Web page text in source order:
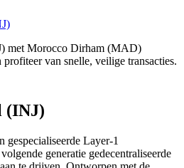
met Morocco Dirham (MAD)
van snelle, veilige transacties.
(INJ)
gespecialiseerde Layer-1
generatie gedecentraliseerde